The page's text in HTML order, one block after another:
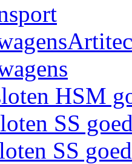
HSM
SS
SS